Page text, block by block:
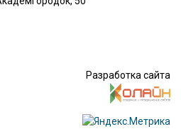
Разработка сайта